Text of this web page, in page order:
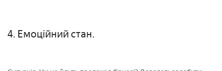
4. Емоційний стан.